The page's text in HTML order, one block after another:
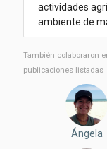
actividades
ambiente de
También colaboraron
publicaciones listadas
Ángela